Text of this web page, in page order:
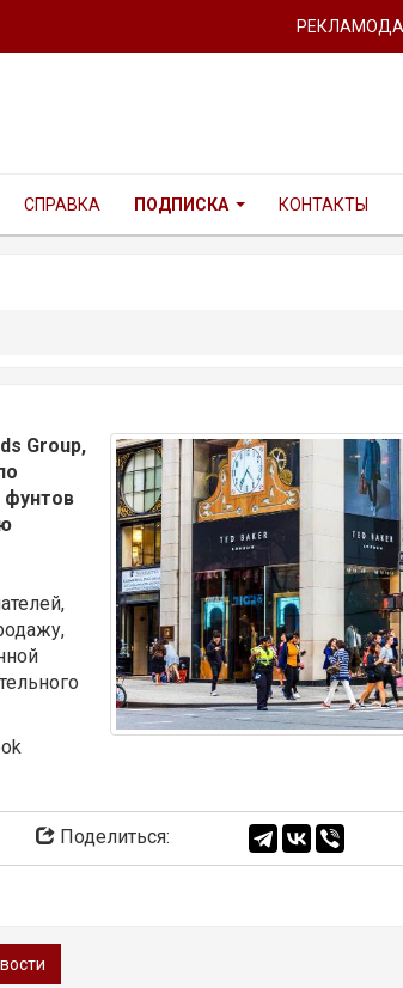
СПРАВКА ПОДПИСКА КОНТАКТЫ
Group,
фунтов
Поделиться: